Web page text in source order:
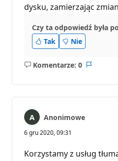
dysku, zamierzając
Czy ta odpowiedź była
Tak
Nie
Komentarze: 0
Brak
Anonimowe
6 gru 2020, 09:31
Korzystamy z usług